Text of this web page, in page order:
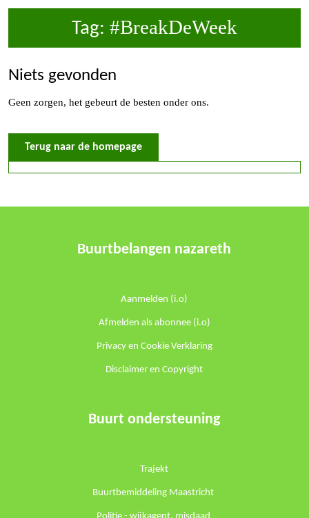
Tag: #BreakDeWeek
Niets gevonden
Geen zorgen, het gebeurt de besten onder ons.
Terug naar de homepageTerug
naar
Buurtbelangen nazareth
Aanmelden (i.o)
Afmelden als abonnee (i.o)
Privacy en Cookie Verklaring
Disclaimer en Copyright
Buurt ondersteuning
Trajekt
Buurtbemiddeling Maastricht